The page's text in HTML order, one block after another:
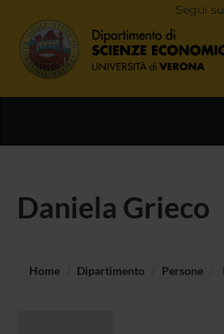
Segui su
Daniela Grieco
Home Dipartimento Persone